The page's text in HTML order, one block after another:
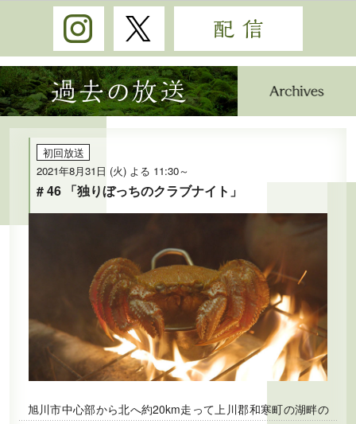
視聴方法 4K放送
イベント ショッピング
公式SNS プレゼント
ご意見・ご感想 会社情報
Instagram Twitter
過去の放送
初回放送
2021年8月31日 (火) よる 11:30～
# 46 「独りぼっちのクラブナイト」
旭川市中心部から北へ約20km走って上川郡和寒町の湖畔の